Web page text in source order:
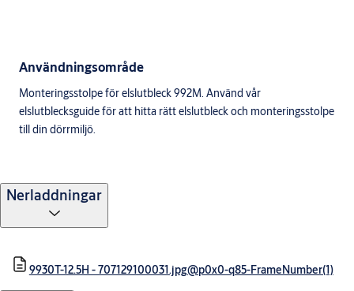
Användningsområde
Monteringsstolpe för elslutbleck 992M. Använd vår
elslutblecksguide för att hitta rätt elslutbleck och monteringsstolpe
till din dörrmiljö.
Nerladdningar
9930T-12.5H - 707129100031.jpg@p0x0-q85-FrameNumber(1)